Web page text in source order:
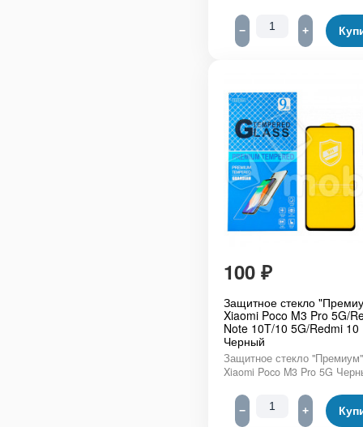
− +
100 ₽
Защитное стекло
Xiaomi Poco M3 Pro 5G/
Note 10T/10 5G/Redmi 10
Черный
Защитное стекло
Xiaomi Poco M3 Pro 5G
− +